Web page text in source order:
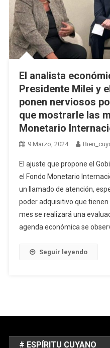
El analista
Presidente Milei y
ponen nerviosos
que mostrarle las
Monetario
9 Marzo, 2024
El ajuste que propone el
el Fondo Monetario
un llamado de atención,
poder adquisitivo que
mes se realizará una
agenda económica se
Seguir leyendo
# ESPÍRITU CUYANO